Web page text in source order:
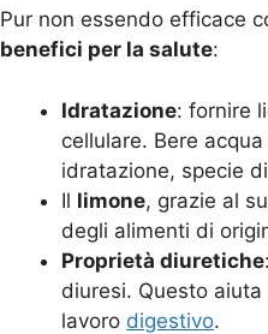
Pur non essendo efficace
benefici per la salute:
Idratazione: fornire
cellulare. Bere
idratazione, specie
Il limone, grazie al
degli alimenti di
Proprietà diuretiche
diuresi. Questo
lavoro digestivo.